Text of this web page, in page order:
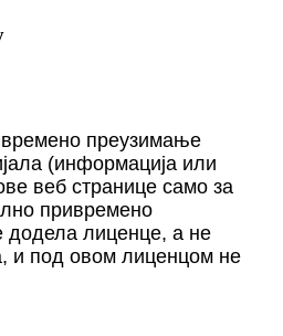
преузимање
(информација или
веб странице само за
привремено
додела лиценце, а не
и под овом лиценцом не